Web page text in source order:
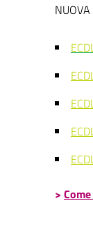
NUOVA
>